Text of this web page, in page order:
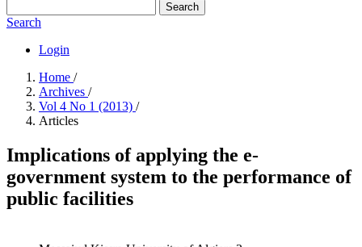
Search
Search
Login
Home /
Archives /
Vol 4 No 1 (2013) /
Articles
Implications of applying the e-
government system to the performance of
public facilities